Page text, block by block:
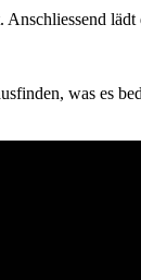
was es